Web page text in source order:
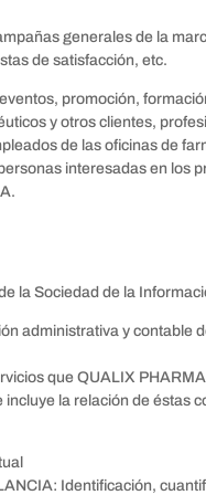
generales de la
de satisfacción, etc.
promoción,
y otros clientes,
de las oficinas de
interesadas en los
la Sociedad de la
administrativa y contable
que QUALIX
incluye la relación de éstas
Identificación,